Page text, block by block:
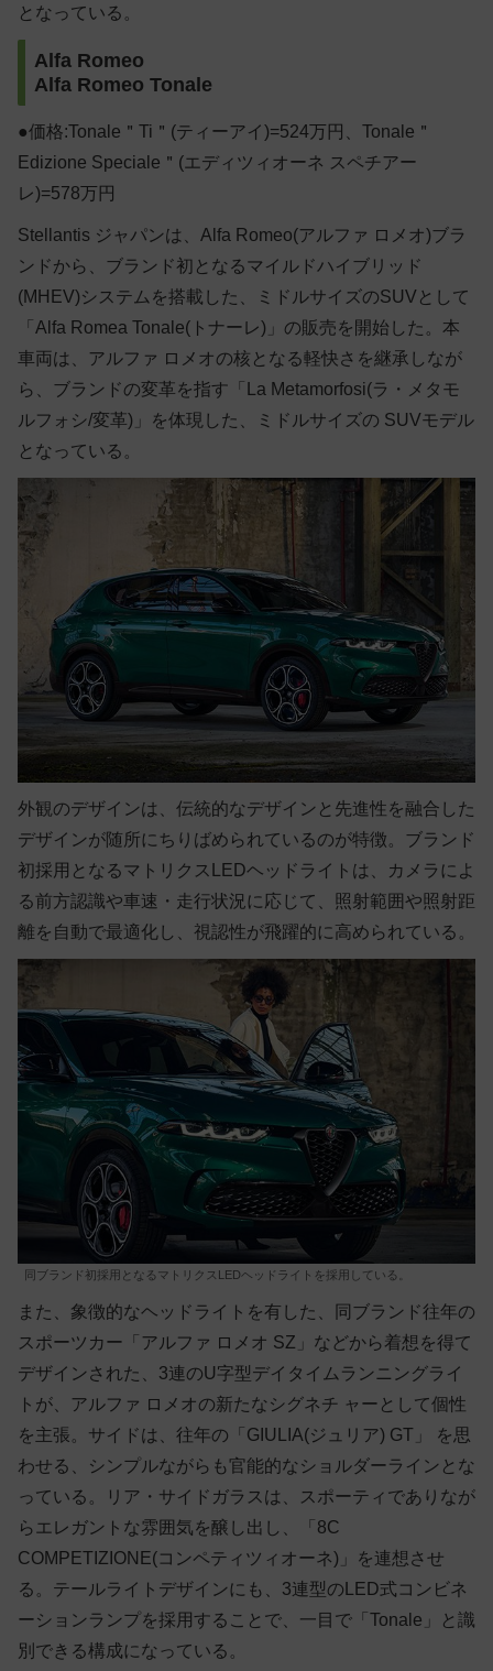
となっている。
Alfa Romeo
Alfa Romeo Tonale
●価格:Tonale＂Ti＂(ティーアイ)=524万円、Tonale＂
Edizione Speciale＂(エディツィオーネ スペチアー
レ)=578万円
Stellantis ジャパンは、Alfa Romeo(アルファ ロメオ)ブラ
ンドから、ブランド初となるマイルドハイブリッド
(MHEV)システムを搭載した、ミドルサイズのSUVとして
「Alfa Romea Tonale(トナーレ)」の販売を開始した。本
車両は、アルファ ロメオの核となる軽快さを継承しなが
ら、ブランドの変革を指す「La Metamorfosi(ラ・メタモ
ルフォシ/変革)」を体現した、ミドルサイズの SUVモデル
となっている。
外観のデザインは、伝統的なデザインと先進性を融合した
デザインが随所にちりばめられているのが特徴。ブランド
初採用となるマトリクスLEDヘッドライトは、カメラによ
る前方認識や車速・走行状況に応じて、照射範囲や照射距
離を自動で最適化し、視認性が飛躍的に高められている。
同ブランド初採用となるマトリクスLEDヘッドライトを採用している。
また、象徴的なヘッドライトを有した、同ブランド往年の
スポーツカー「アルファ ロメオ SZ」などから着想を得て
デザインされた、3連のU字型デイタイムランニングライ
トが、アルファ ロメオの新たなシグネチ ャーとして個性
を主張。サイドは、往年の「GIULIA(ジュリア) GT」 を思
わせる、シンプルながらも官能的なショルダーラインとな
っている。リア・サイドガラスは、スポーティでありなが
らエレガントな雰囲気を醸し出し、「8C
COMPETIZIONE(コンペティツィオーネ)」を連想させ
る。テールライトデザインにも、3連型のLED式コンビネ
ーションランプを採用することで、一目で「Tonale」と識
別できる構成になっている。